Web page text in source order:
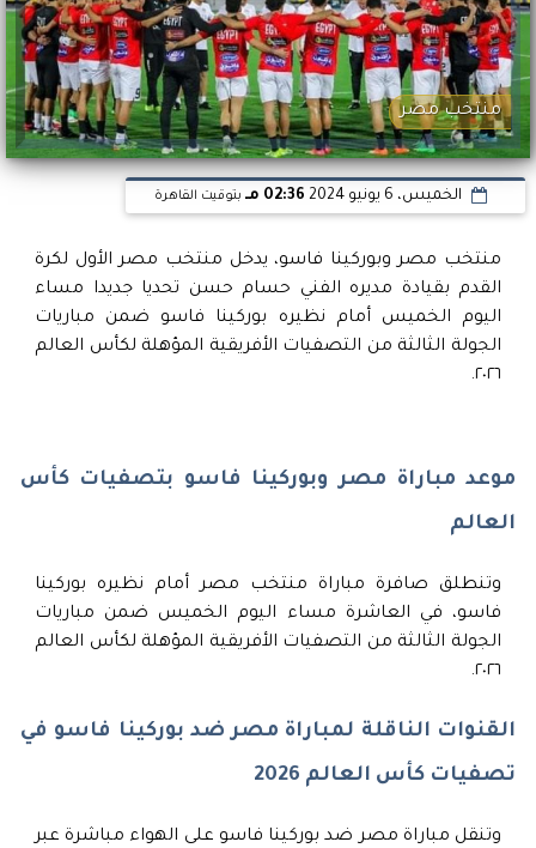
منتخب مصر
الخميس، 6 يونيو 2024 02:36 مـ بتوقيت القاهرة
منتخب مصر وبوركينا فاسو، يدخل منتخب مصر الأول لكرة
القدم بقيادة مديره الفني حسام حسن تحديا جديدا مساء
اليوم الخميس أمام نظيره بوركينا فاسو ضمن مباريات
الجولة الثالثة من التصفيات الأفريقية المؤهلة لكأس العالم
٢٠٢٦.
موعد مباراة مصر وبوركينا فاسو بتصفيات كأس
العالم
وتنطلق صافرة مباراة منتخب مصر أمام نظيره بوركينا
فاسو، في العاشرة مساء اليوم الخميس ضمن مباريات
الجولة الثالثة من التصفيات الأفريقية المؤهلة لكأس العالم
٢٠٢٦.
القنوات الناقلة لمباراة مصر ضد بوركينا فاسو في
تصفيات كأس العالم 2026
وتنقل مباراة مصر ضد بوركينا فاسو على الهواء مباشرة عبر